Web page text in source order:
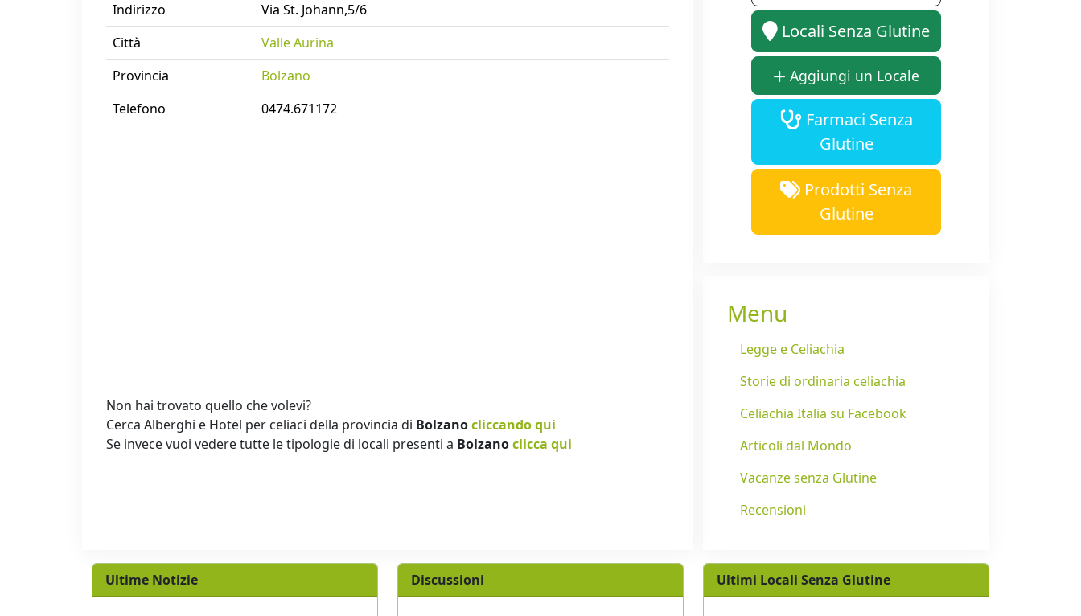
Indirizzo
Via St. Johann,5/6
Città
Valle Aurina
Provincia
Bolzano
Telefono
0474.671172
Non hai trovato quello che volevi?
Cerca Alberghi e Hotel per celiaci della provincia di Bolzanocliccando qui
Se invece vuoi vedere tutte le tipologie di locali presenti a Bolzanoclicca qui
Locali Senza Glutine
Aggiungi un Locale
Farmaci Senza
Glutine
Prodotti Senza
Glutine
Menu
Legge e Celiachia
Storie di ordinaria celiachia
Celiachia Italia su Facebook
Articoli dal Mondo
Vacanze senza Glutine
Recensioni
Ultime Notizie Discussioni Ultimi Locali Senza Glutine